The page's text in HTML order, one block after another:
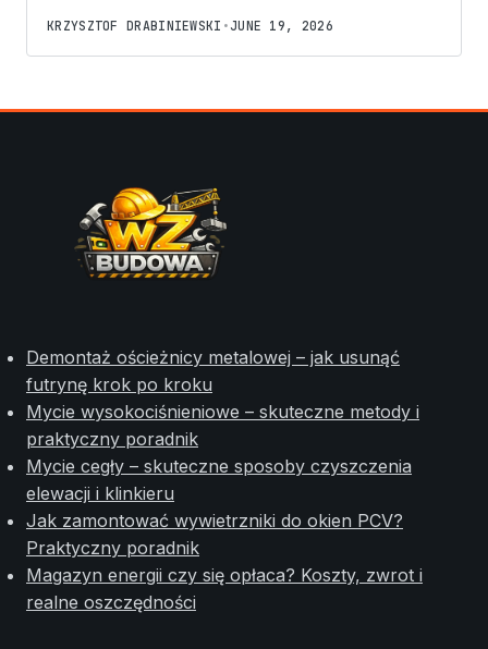
KRZYSZTOF DRABINIEWSKI • JUNE 19, 2026
Demontaż ościeżnicy metalowej – jak usunąć
futrynę krok po kroku
Mycie wysokociśnieniowe – skuteczne metody i
praktyczny poradnik
Mycie cegły – skuteczne sposoby czyszczenia
elewacji i klinkieru
Jak zamontować wywietrzniki do okien PCV?
Praktyczny poradnik
Magazyn energii czy się opłaca? Koszty, zwrot i
realne oszczędności